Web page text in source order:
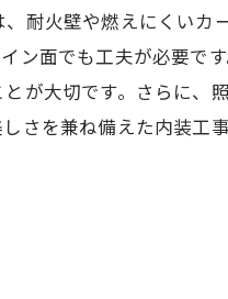
耐火壁や燃えにくいカ
ン面でも工夫が必要で
が大切です。さらに、
さを兼ね備えた内装工